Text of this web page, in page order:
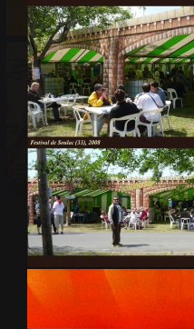
Boulangerie L’ami du pain –
Festival de Soulac 2008